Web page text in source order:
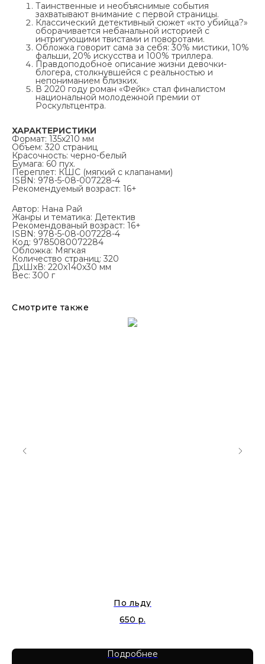
Таинственные и необъяснимые события
захватывают внимание с первой страницы.
Классический детективный сюжет «кто убийца?»
оборачивается небанальной историей с
интригующими твистами и поворотами.
Обложка говорит сама за себя: 30% мистики, 10%
фальши, 20% искусства и 100% триллера.
Правдоподобное описание жизни девочки-
блогера, столкнувшейся с реальностью и
непониманием близких.
В 2020 году роман «Фейк» стал финалистом
национальной молодежной премии от
Роскультцентра.
ХАРАКТЕРИСТИКИ
Формат: 135х210 мм
Объем: 320 страниц
Красочность: черно-белый
Бумага: 60 пух.
Переплет: КШС (мягкий с клапанами)
ISBN: 978-5-08-007228-4
Рекомендуемый возраст: 16+
Автор: Нана Рай
Жанры и тематика: Детектив
Рекомендованый возраст: 16+
ISBN: 978-5-08-007228-4
Код: 9785080072284
Обложка: Мягкая
Количество страниц: 320
ДxШxВ: 220x140x30 мм
Вес: 300 г
Смотрите также
По льду
650 р.
Подробнее